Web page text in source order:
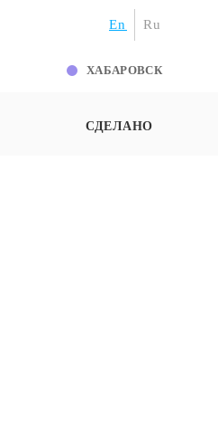
En Ru
ХАБАРОВСК
СДЕЛАНО